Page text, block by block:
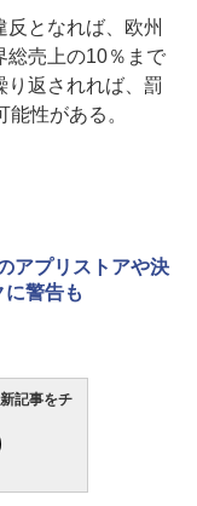
となれば、欧州
総売上の10％まで
り返されれば、罰
性がある。
アプリストアや決
警告も
記事をチ